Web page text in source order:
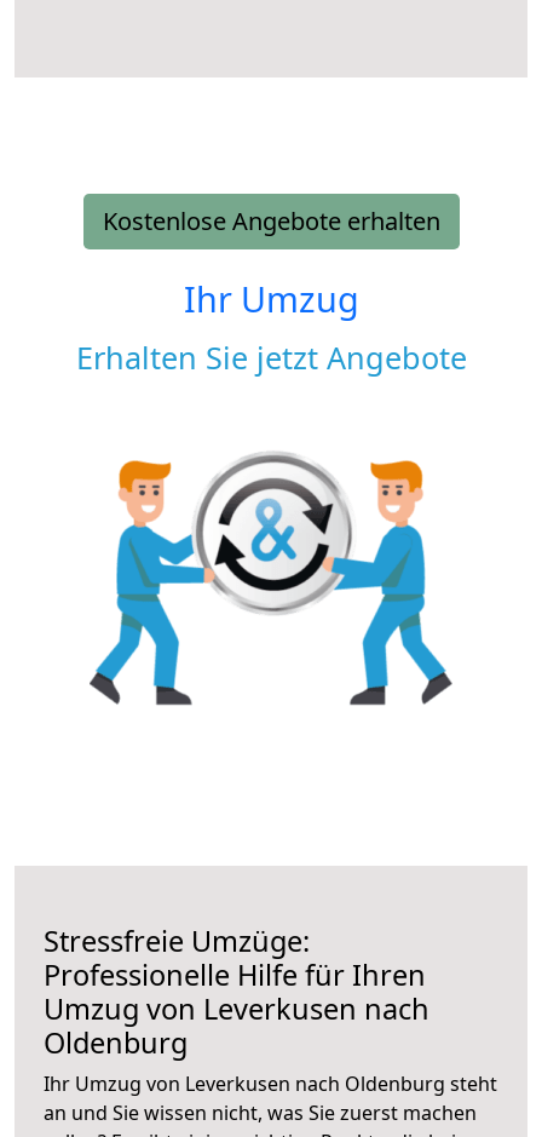
Kostenlose Angebote erhalten
Ihr Umzug
Erhalten Sie jetzt Angebote
Stressfreie Umzüge:
Professionelle Hilfe für Ihren
Umzug von Leverkusen nach
Oldenburg
Ihr Umzug von Leverkusen nach Oldenburg steht
an und Sie wissen nicht, was Sie zuerst machen